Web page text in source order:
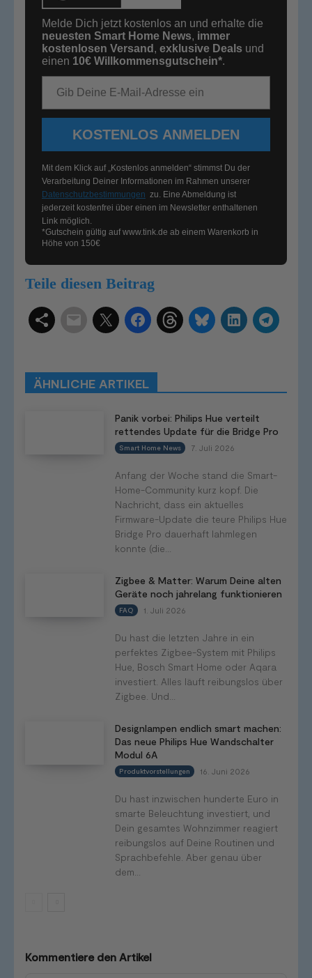
Melde Dich jetzt kostenlos an und erhalte die
neuesten Smart Home News, immer
kostenlosen Versand , exklusive Deals und
einen 10€ Willkommensgutschein*.
KOSTENLOS ANMELDEN
Mit dem Klick auf „Kostenlos anmelden“ stimmst Du der
Verarbeitung Deiner Informationen im Rahmen unserer
Datenschutzbestimmungen zu. Eine Abmeldung ist
jederzeit kostenfrei über einen im Newsletter enthaltenen
Link möglich.
*Gutschein gültig aufwww.tink.de ab einem Warenkorb in
Höhe von 150€
Teile diesen Beitrag
ÄHNLICHE ARTIKEL
Panik vorbei: Philips Hue verteilt
rettendes Update für die Bridge Pro
Smart Home News 7. Juli 2026
Anfang der Woche stand die Smart-
Home-Community kurz kopf. Die
Nachricht, dass ein aktuelles
Firmware-Update die teure Philips Hue
Bridge Pro dauerhaft lahmlegen
konnte (die...
Zigbee & Matter: Warum Deine alten
Geräte noch jahrelang funktionieren
FAQ 1. Juli 2026
Du hast die letzten Jahre in ein
perfektes Zigbee-System mit Philips
Hue, Bosch Smart Home oder Aqara
investiert. Alles läuft reibungslos über
Zigbee. Und...
Designlampen endlich smart machen:
Das neue Philips Hue Wandschalter
Modul 6A
Produktvorstellungen 16. Juni 2026
Du hast inzwischen hunderte Euro in
smarte Beleuchtung investiert, und
Dein gesamtes Wohnzimmer reagiert
reibungslos auf Deine Routinen und
Sprachbefehle. Aber genau über
dem...
Kommentiere den Artikel